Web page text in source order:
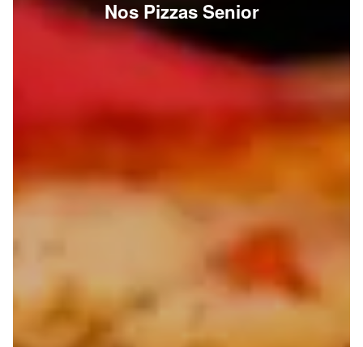
Nos Pizzas Senior